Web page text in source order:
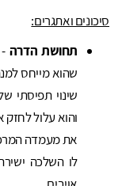
סיכונים ואתגרים:
תחושת הדרה
שהוא מייחס
שינוי תפיסתי
והוא עלול
את מעמדה
לו השלכה